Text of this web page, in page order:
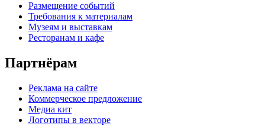
Размещение событий
Требования к материалам
Музеям и выставкам
Ресторанам и кафе
Партнёрам
Реклама на сайте
Коммерческое предложение
Медиа кит
Логотипы в векторе